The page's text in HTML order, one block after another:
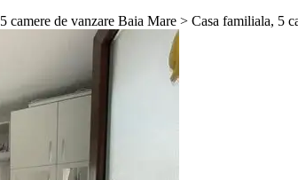
de vanzare Baia Mare > Casa familiala, 5